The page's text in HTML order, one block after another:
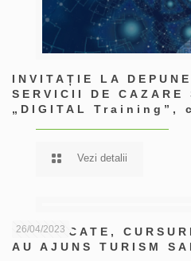
INVITAȚIE LA
SERVICII DE CAZARE
„DIGITAL Training”,
Vezi detalii
26/04/2023
DIN PĂCATE,
AU AJUNS TURISM